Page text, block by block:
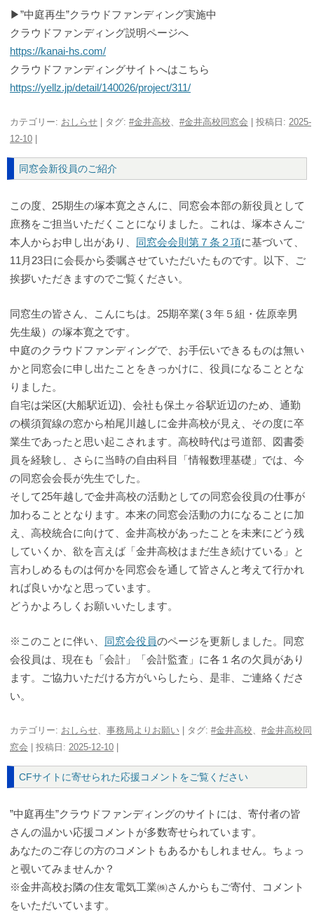
▶”中庭再生”クラウドファンディング実施中
クラウドファンディング説明ページへ
https://kanai-hs.com/
クラウドファンディングサイトへはこちら
https://yellz.jp/detail/140026/project/311/
カテゴリー: おしらせ | タグ: #金井高校 #金井高校同窓会 | 投稿日: 2025-
12-10 |
同窓会新役員のご紹介
この度、25期生の塚本寛之さんに、同窓会本部の新役員として
庶務をご担当いただくことになりました。これは、塚本さんご
本人からお申し出があり、 同窓会会則第７条２項に基づいて、
11月23日に会長から委嘱させていただいたものです。以下、ご
挨拶いただきますのでご覧ください。
同窓生の皆さん、こんにちは。25期卒業(３年５組・佐原幸男
先生級）の塚本寛之です。
中庭のクラウドファンディングで、お手伝いできるものは無い
かと同窓会に申し出たことをきっかけに、役員になることとな
りました。
自宅は栄区(大船駅近辺)、会社も保土ヶ谷駅近辺のため、通勤
の横須賀線の窓から柏尾川越しに金井高校が見え、その度に卒
業生であったと思い起こされます。高校時代は弓道部、図書委
員を経験し、さらに当時の自由科目「情報数理基礎」では、今
の同窓会会長が先生でした。
そして25年越しで金井高校の活動としての同窓会役員の仕事が
加わること となります。本来の同窓会活動の力になることに加
え、高校統合に向けて、金井高校があったことを未来にどう残
していくか、欲を言えば「金井高校はまだ生き続けている」と
言わしめるものは何かを同窓会を通して皆さんと考えて行かれ
れば良いかなと思っています。
どうかよろしくお願いいたします。
※このことに伴い、 同窓会役員のページを更新しました。同窓
会役員は、現在も「会計」「会計監査」に各１名の欠員があり
ます。ご協力いただける方がいらしたら、是非、ご連絡くださ
い。
カテゴリー: おしらせ 事務局よりお願い | タグ: #金井高校
#金井高校同
窓会 | 投稿日: 2025-12-10 |
CFサイトに寄せられた応援コメントをご覧ください
”中庭再生”クラウドファンディングのサイトには、寄付者の皆
さんの温かい応援コメントが多数寄せられています。
あなたのご存じの方のコメントもあるかもしれません。ちょっ
と覗いてみませんか？
※金井高校お隣の住友電気工業㈱さんからもご寄付、コメント
をいただいています。